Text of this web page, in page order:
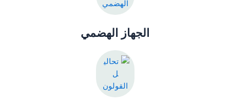
الجهاز الهضمي